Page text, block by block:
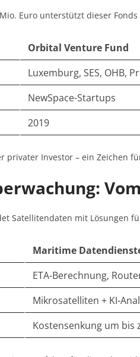
Euro unterstützt dieser
Orbital Venture Fund
Luxemburg, SES, OHB,
NewSpace-Startups
2019
privater Investor – ein Zeichen
Satellitendaten mit Lösungen
Maritime
ETA-Berechnung,
Mikrosatelliten + KI-
Kostensenkung um bis